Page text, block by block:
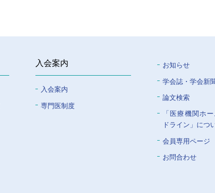
入会案内
入会案内
専門医制度
お知らせ
学会誌・学会新
論文検索
「医療機関ホ
ドライン」につ
会員専⽤ページ
お問合わせ